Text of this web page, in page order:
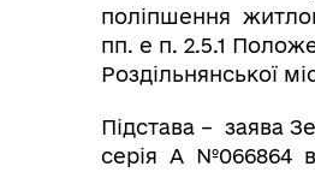
поліпшення
пп. е п. 2.5.1
Роздільнянської
Підстава – заява
серія А №066864